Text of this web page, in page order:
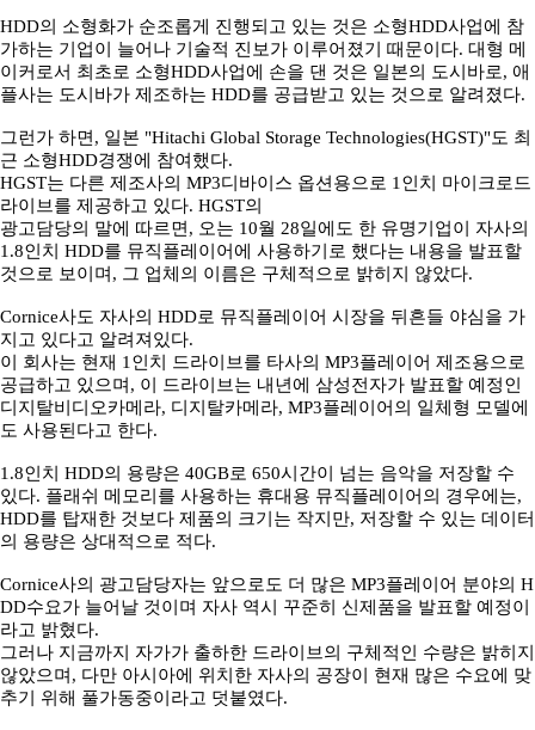
HDD의 소형화가 순조롭게 진행되고 있는 것은 소형HDD사업에 참
가하는 기업이 늘어나 기술적 진보가 이루어졌기 때문이다. 대형 메
이커로서 최초로 소형HDD사업에 손을 댄 것은 일본의 도시바로, 애
플사는 도시바가 제조하는 HDD를 공급받고 있는 것으로 알려졌다.
그런가 하면, 일본 "Hitachi Global Storage Technologies(HGST)"도 최
근 소형HDD경쟁에 참여했다.
HGST는 다른 제조사의 MP3디바이스 옵션용으로 1인치 마이크로드
라이브를 제공하고 있다. HGST의
광고담당의 말에 따르면, 오는 10월 28일에도 한 유명기업이 자사의
1.8인치 HDD를 뮤직플레이어에 사용하기로 했다는 내용을 발표할
것으로 보이며, 그 업체의 이름은 구체적으로 밝히지 않았다.
Cornice사도 자사의 HDD로 뮤직플레이어 시장을 뒤흔들 야심을 가
지고 있다고 알려져있다.
이 회사는 현재 1인치 드라이브를 타사의 MP3플레이어 제조용으로
공급하고 있으며, 이 드라이브는 내년에 삼성전자가 발표할 예정인
디지탈비디오카메라, 디지탈카메라, MP3플레이어의 일체형 모델에
도 사용된다고 한다.
1.8인치 HDD의 용량은 40GB로 650시간이 넘는 음악을 저장할 수
있다. 플래쉬 메모리를 사용하는 휴대용 뮤직플레이어의 경우에는,
HDD를 탑재한 것보다 제품의 크기는 작지만, 저장할 수 있는 데이터
의 용량은 상대적으로 적다.
Cornice사의 광고담당자는 앞으로도 더 많은 MP3플레이어 분야의 H
DD수요가 늘어날 것이며 자사 역시 꾸준히 신제품을 발표할 예정이
라고 밝혔다.
그러나 지금까지 자가가 출하한 드라이브의 구체적인 수량은 밝히지
않았으며, 다만 아시아에 위치한 자사의 공장이 현재 많은 수요에 맞
추기 위해 풀가동중이라고 덧붙였다.